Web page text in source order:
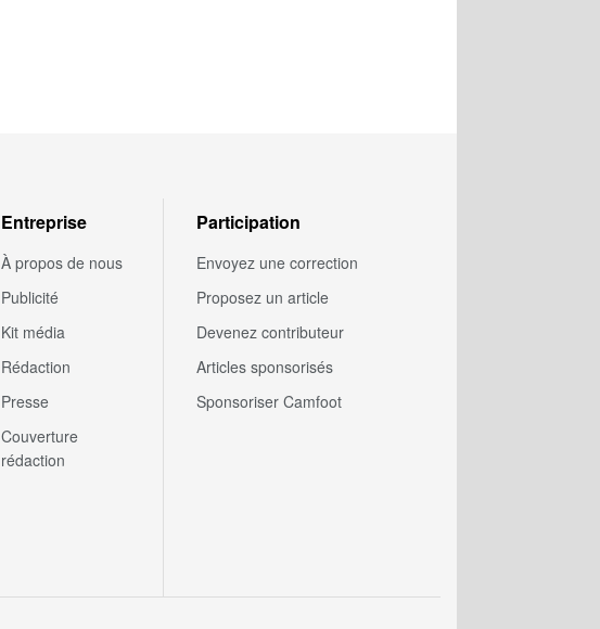
Entreprise
À propos de nous
Publicité
Kit média
Rédaction
Presse
Couverture
rédaction
Participation
Envoyez une correction
Proposez un article
Devenez contributeur
Articles sponsorisés
Sponsoriser Camfoot